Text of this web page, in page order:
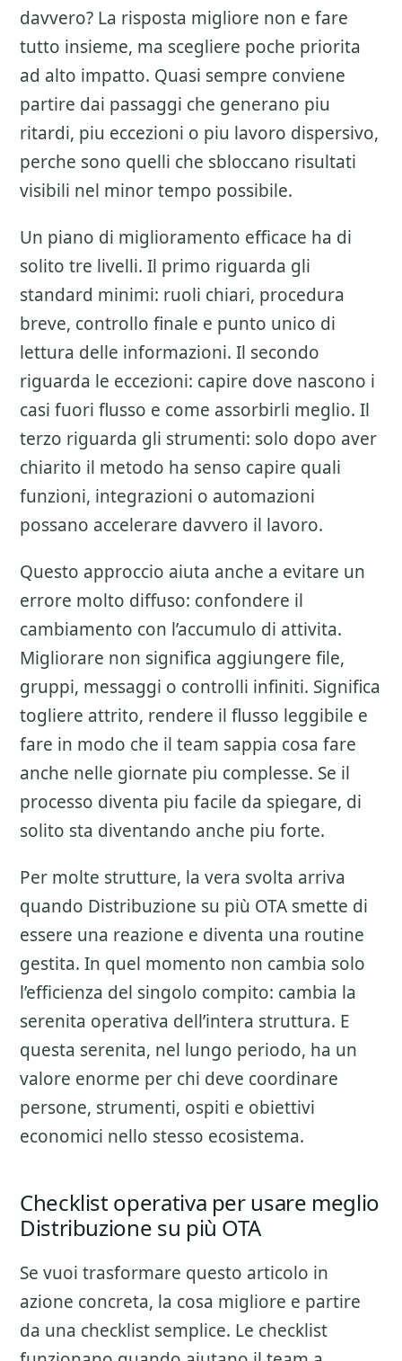
davvero? La risposta migliore non e fare
tutto insieme, ma scegliere poche priorita
ad alto impatto. Quasi sempre conviene
partire dai passaggi che generano piu
ritardi, piu eccezioni o piu lavoro dispersivo,
perche sono quelli che sbloccano risultati
visibili nel minor tempo possibile.
Un piano di miglioramento efficace ha di
solito tre livelli. Il primo riguarda gli
standard minimi: ruoli chiari, procedura
breve, controllo finale e punto unico di
lettura delle informazioni. Il secondo
riguarda le eccezioni: capire dove nascono i
casi fuori flusso e come assorbirli meglio. Il
terzo riguarda gli strumenti: solo dopo aver
chiarito il metodo ha senso capire quali
funzioni, integrazioni o automazioni
possano accelerare davvero il lavoro.
Questo approccio aiuta anche a evitare un
errore molto diffuso: confondere il
cambiamento con l’accumulo di attivita.
Migliorare non significa aggiungere file,
gruppi, messaggi o controlli infiniti. Significa
togliere attrito, rendere il flusso leggibile e
fare in modo che il team sappia cosa fare
anche nelle giornate piu complesse. Se il
processo diventa piu facile da spiegare, di
solito sta diventando anche piu forte.
Per molte strutture, la vera svolta arriva
quando Distribuzione su più OTA smette di
essere una reazione e diventa una routine
gestita. In quel momento non cambia solo
l’efficienza del singolo compito: cambia la
serenita operativa dell’intera struttura. E
questa serenita, nel lungo periodo, ha un
valore enorme per chi deve coordinare
persone, strumenti, ospiti e obiettivi
economici nello stesso ecosistema.
Checklist operativa per usare meglio
Distribuzione su più OTA
Se vuoi trasformare questo articolo in
azione concreta, la cosa migliore e partire
da una checklist semplice. Le checklist